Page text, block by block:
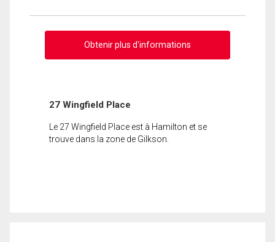
Obtenir plus d'informations
27 Wingfield Place
Le 27 Wingfield Place est à Hamilton et se
trouve dans la zone de Gilkson.